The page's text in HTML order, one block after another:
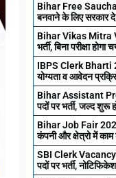
Bihar Free
बनवाने के लिए
Bihar Vikas Mitra
भर्ती, बिना परीक्षा होगा
IBPS Clerk Bharti
योग्यता व आवेदन
Bihar Assistant
पदों पर भर्ती, जल्द शुरू
Bihar Job Fair
कंपनी और क्षेत्रो में
SBI Clerk
पदों पर भर्ती,